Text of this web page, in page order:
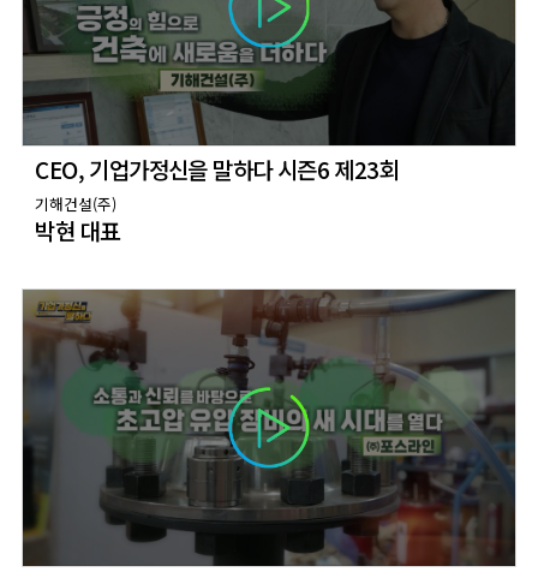
CEO, 기업가정신을 말하다 시즌6 제23회
기해건설(주)
박현 대표